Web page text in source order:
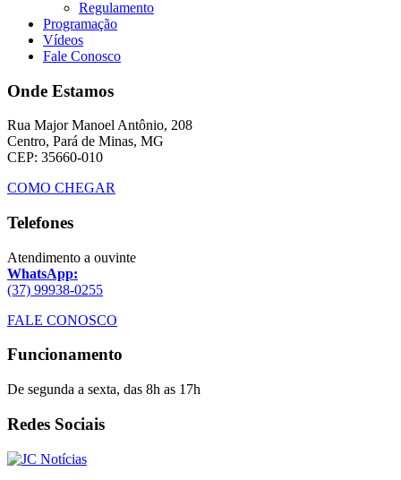
Regulamento
Programação
Vídeos
Fale Conosco
Onde Estamos
Rua Major Manoel Antônio, 208
Centro, Pará de Minas, MG
CEP: 35660-010
COMO CHEGAR
Telefones
Atendimento a ouvinte
WhatsApp:
(37) 99938-0255
FALE CONOSCO
Funcionamento
De segunda a sexta, das 8h as 17h
Redes Sociais